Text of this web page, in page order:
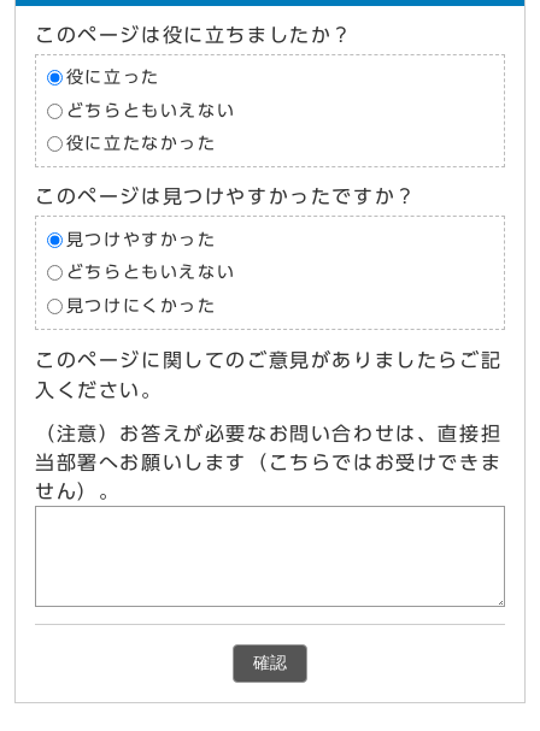
このページは役に立ちましたか？
役に立った
どちらともいえない
役に立たなかった
このページは見つけやすかったですか？
見つけやすかった
どちらともいえない
見つけにくかった
このページに関してのご意見がありましたらご記
入ください。
（注意）お答えが必要なお問い合わせは、直接担
当部署へお願いします（こちらではお受けできま
せん）。
確認